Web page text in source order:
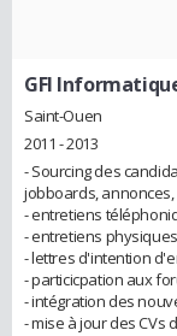
GFI
Saint-Ouen
2011 - 2013
- Sourcing des
jobboards, annonces,
- entretiens
- entretiens physiques
- lettres d'intention
- particicpation aux
- intégration des
- mise à jour des CVs